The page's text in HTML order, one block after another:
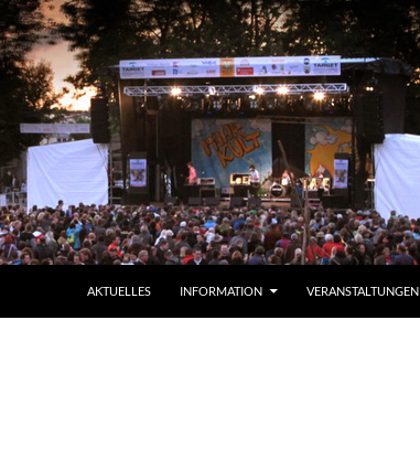
AKTUELLES
INFORMATION VERANSTALTUNGEN